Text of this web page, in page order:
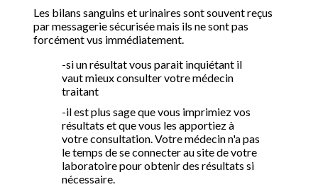
Les bilans sanguins et urinaires sont souvent reçus
par messagerie sécurisée mais ils ne sont pas
forcément vus immédiatement.
-si un résultat vous parait inquiétant il
vaut mieux consulter votre médecin
traitant
-il est plus sage que vous imprimiez vos
résultats et que vous les apportiez à
votre consultation. Votre médecin n'a pas
le temps de se connecter au site de votre
laboratoire pour obtenir des résultats si
nécessaire.